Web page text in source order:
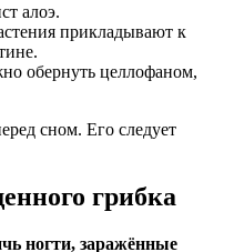
алоэ.
прикладывают к
обернуть целлофаном,
сном. Его следует
грибка
ногти, заражённые